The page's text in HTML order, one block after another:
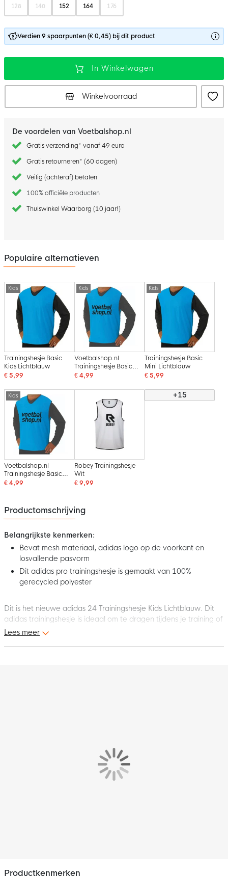
128 140 152 164 176
Verdien 9 spaarpunten (€ 0,45) bij dit product
In Winkelwagen
Winkelvoorraad
De voordelen van Voetbalshop.nl
Gratis verzending* vanaf 49 euro
Gratis retourneren* (60 dagen)
Veilig (achteraf) betalen
100% officiële producten
Thuiswinkel Waarborg (10 jaar!)
Populaire alternatieven
Kids
Trainingshesje Basic
Kids Lichtblauw
€ 5,99
Kids
Voetbalshop.nl
Trainingshesje Basic
Kids Lichtblauw
€ 4,99
Kids
Trainingshesje Basic
Mini Lichtblauw
€ 5,99
Kids
Voetbalshop.nl
Trainingshesje Basic
Mini Lichtblauw
€ 4,99
Robey Trainingshesje
Wit
€ 9,99
+15
Productomschrijving
Belangrijkste kenmerken:
Bevat mesh materiaal, adidas logo op de voorkant en
losvallende pasvorm
Dit adidas pro trainingshesje is gemaakt van 100%
gerecycled polyester
Dit is het nieuwe adidas 24 Trainingshesje Kids Lichtblauw. Dit
adidas trainingshesje is ideaal om te dragen tijdens je training of
warming up.
Dit adidas trainingshesje is gemaakt van 100% gerecycled
Lees meer
Productkenmerken